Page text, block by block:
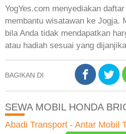
YogYes.com menyediakan
membantu wisatawan ke Jogja.
bila Anda tidak mendapatkan
atau hadiah sesuai yang
BAGIKAN DI
SEWA MOBIL HONDA
Abadi Transport - Antar Mobil